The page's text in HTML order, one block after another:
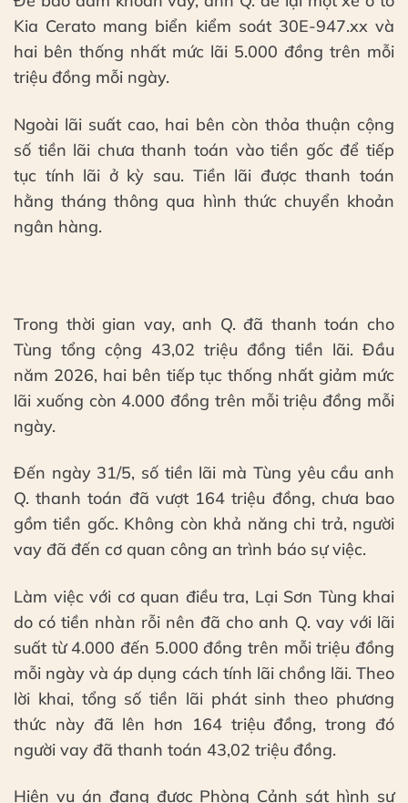
Kia Cerato mang biển kiểm soát 30E-947.xx và
hai bên thống nhất mức lãi 5.000 đồng trên mỗi
triệu đồng mỗi ngày.
Ngoài lãi suất cao, hai bên còn thỏa thuận cộng
số tiền lãi chưa thanh toán vào tiền gốc để tiếp
tục tính lãi ở kỳ sau. Tiền lãi được thanh toán
hằng tháng thông qua hình thức chuyển khoản
ngân hàng.
Trong thời gian vay, anh Q. đã thanh toán cho
Tùng tổng cộng 43,02 triệu đồng tiền lãi. Đầu
năm 2026, hai bên tiếp tục thống nhất giảm mức
lãi xuống còn 4.000 đồng trên mỗi triệu đồng mỗi
ngày.
Đến ngày 31/5, số tiền lãi mà Tùng yêu cầu anh
Q. thanh toán đã vượt 164 triệu đồng, chưa bao
gồm tiền gốc. Không còn khả năng chi trả, người
vay đã đến cơ quan công an trình báo sự việc.
Làm việc với cơ quan điều tra, Lại Sơn Tùng khai
do có tiền nhàn rỗi nên đã cho anh Q. vay với lãi
suất từ 4.000 đến 5.000 đồng trên mỗi triệu đồng
mỗi ngày và áp dụng cách tính lãi chồng lãi. Theo
lời khai, tổng số tiền lãi phát sinh theo phương
thức này đã lên hơn 164 triệu đồng, trong đó
người vay đã thanh toán 43,02 triệu đồng.
Hiện vụ án đang được Phòng Cảnh sát hình sự